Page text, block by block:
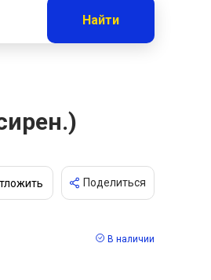
Найти
Поделиться
В наличии